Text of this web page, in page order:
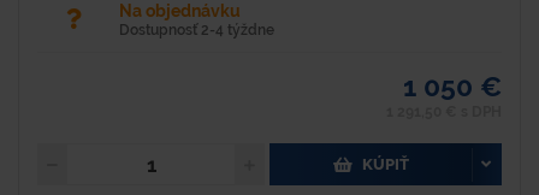
Na objednávku
Dostupnosť 2-4 týždne
1 050 €
KÚPIŤ